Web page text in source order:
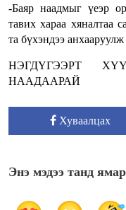
-Баяр наадмыг үеэр
тавих хараа хяналтаа
та бүхэндээ
НЭГДҮГЭЭРТ
НААДААРАЙ
Хуваалцах
Энэ мэдээ танд